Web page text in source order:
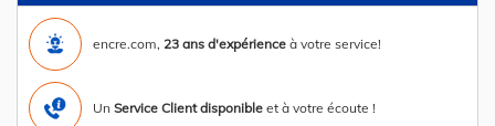
encre.com, 23 ans d'expérience à votre service!
Un Service Client disponible et à votre écoute !